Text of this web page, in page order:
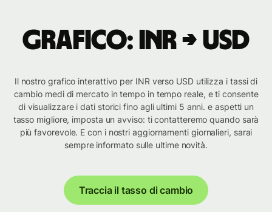
Grafico: INR → USD
Il nostro grafico interattivo per INR verso USD utilizza i tassi di
cambio medi di mercato in tempo in tempo reale, e ti consente
di visualizzare i dati storici fino agli ultimi 5 anni. e aspetti un
tasso migliore, imposta un avviso: ti contatteremo quando sarà
più favorevole. E con i nostri aggiornamenti giornalieri, sarai
sempre informato sulle ultime novità.
Traccia il tasso di cambio